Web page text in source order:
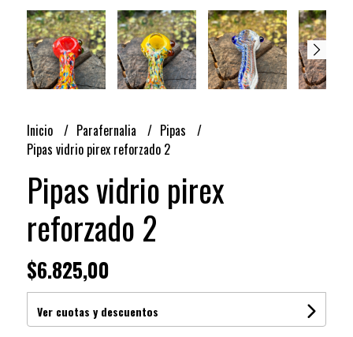
Inicio Parafernalia
Pipas
Pipas vidrio pirex reforzado 2
Pipas vidrio pirex
reforzado 2
$6.825,00
Ver cuotas y descuentos